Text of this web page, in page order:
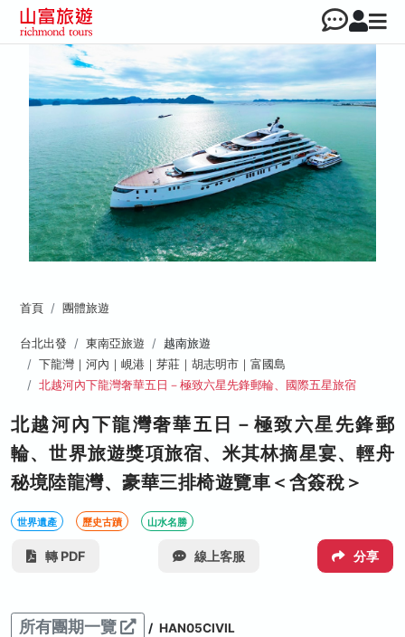
首頁 團體旅遊
台北出發 東南亞旅遊
越南旅遊
下龍灣｜河內｜峴港｜芽莊｜胡志明市｜富國島
北越河內下龍灣奢華五日－極致六星先鋒郵輪、國際五星旅宿
北越河內下龍灣奢華五日－極致六星先鋒郵
輪、世界旅遊獎項旅宿、米其林摘星宴、輕舟
秘境陸龍灣、豪華三排椅遊覽車＜含簽稅＞
世界遺產 歷史古蹟 山水名勝
轉 PDF 線上客服 分享
所有團期一覽 / HAN05CIVIL